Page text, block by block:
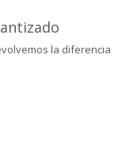
la diferencia